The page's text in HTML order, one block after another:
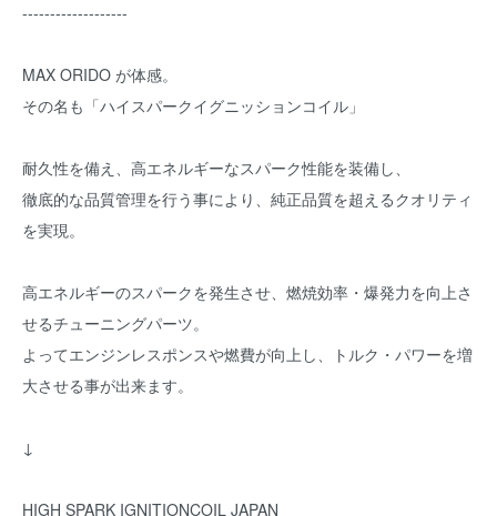
-------------------
MAX ORIDO が体感。
その名も「ハイスパークイグニッションコイル」
耐久性を備え、高エネルギーなスパーク性能を装備し、
徹底的な品質管理を行う事により、純正品質を超えるクオリティ
を実現。
高エネルギーのスパークを発生させ、燃焼効率・爆発力を向上さ
せるチューニングパーツ。
よってエンジンレスポンスや燃費が向上し、トルク・パワーを増
大させる事が出来ます。
↓
HIGH SPARK IGNITIONCOIL JAPAN